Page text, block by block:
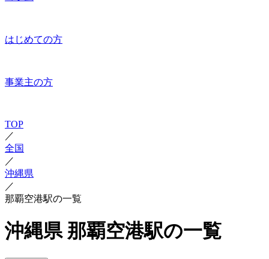
はじめての方
事業主の方
TOP
／
全国
／
沖縄県
／
那覇空港駅の一覧
沖縄県 那覇空港駅の一覧